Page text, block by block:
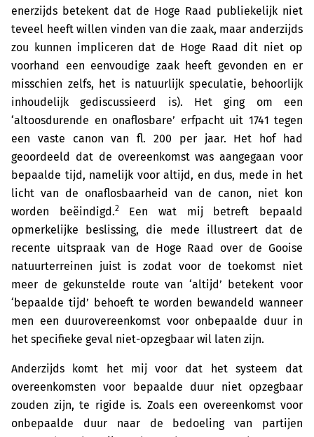
enerzijds betekent dat de Hoge Raad publiekelijk niet
teveel heeft willen vinden van die zaak, maar anderzijds
zou kunnen impliceren dat de Hoge Raad dit niet op
voorhand een eenvoudige zaak heeft gevonden en er
misschien zelfs, het is natuurlijk speculatie, behoorlijk
inhoudelijk gediscussieerd is). Het ging om een
‘altoosdurende en onaflosbare’ erfpacht uit 1741 tegen
een vaste canon van fl. 200 per jaar. Het hof had
geoordeeld dat de overeenkomst was aangegaan voor
bepaalde tijd, namelijk voor altijd, en dus, mede in het
licht van de onaflosbaarheid van de canon, niet kon
worden beëindigd.2Een wat mij betreft bepaald
opmerkelijke beslissing, die mede illustreert dat de
recente uitspraak van de Hoge Raad over de Gooise
natuurterreinen juist is zodat voor de toekomst niet
meer de gekunstelde route van ‘altijd’ betekent voor
‘bepaalde tijd’ behoeft te worden bewandeld wanneer
men een duurovereenkomst voor onbepaalde duur in
het specifieke geval niet-opzegbaar wil laten zijn.
Anderzijds komt het mij voor dat het systeem dat
overeenkomsten voor bepaalde duur niet opzegbaar
zouden zijn, te rigide is. Zoals een overeenkomst voor
onbepaalde duur naar de bedoeling van partijen